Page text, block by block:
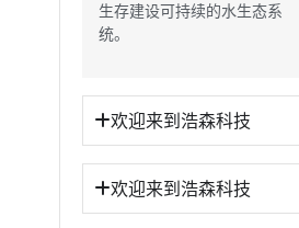
生存建设可持续的水生态系
统。
欢迎来到浩森科技
欢迎来到浩森科技